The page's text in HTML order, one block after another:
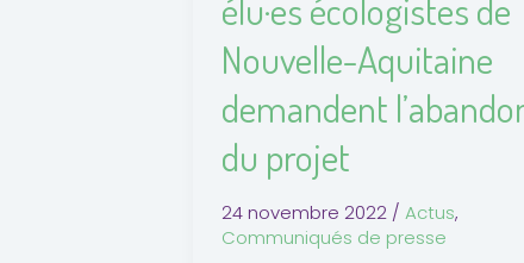
Nouvelle-Aquitaine
demandent
du projet
24 novembre 2022 / Actus,
Communiqués de presse
Aquitaine
demandent
l’abandon
du
projet